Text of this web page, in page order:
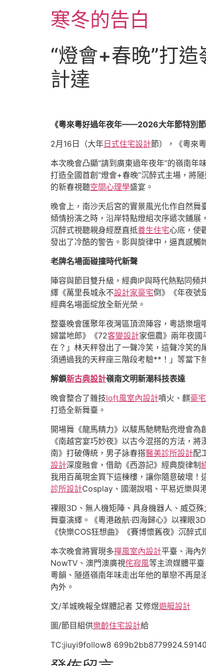
寒冬的告白
“燈會+春晚”打
計達
《粵來粵好過年夜年——2026大年節特別
2月16日（大年 日式住宅設計節），《粵來
本次晚會凸顯“請到廣東過年夜年”的嶺南
打造全國首創“燈會+春晚”沉醉式主場，將
的新春視聽空間心理學盛宴。
晚會上，南沙天后宮的實景風光化作自然
傾情扮演之時，沿岸特點燈組次序遞次鋪展
沉醉式視聽親身經歷直抵養生住宅心底，使
發出了冷酷的警告。影與旋律中，逼真感
老牌名場面碰撞時代新聲
陣容與節目雙升級，經典IP與時代熱點同
繹《萬里長城永不設計家豪宅倒》《年夜號
經典名場面綻放全新光榮。
整臺晚會匯聚年夜灣區頂流陣容，粵語樂
婦當地郎》《72客變設計家佃農》兩年夜國
在？」林天秤發出了一聲冷笑，這聲冷笑的
須通過我的天秤座三階段考驗**！」等當下
解鎖新古典設計嶺南文明新潮科技表達
晚會整合了雜技loft風室內設計噴火、麒豪
打造全新舞臺。
開場舞《龍馬精力》以駿馬馳騁點亮燈會
《南越宮宴巧妙夜》以古今混搭的方法，將
南》打破傳統，男子詠春搭醫美診所設計配
設計深度融會，借助《西游記》經典旋律制
我用百萬現金買下這棟樓，讓你隨意破壞！
診所設計Cosplay、國潮說唱、平易近樂與
裸眼3D、無人機矩陣、具身機器人、威亞殊
舞臺演繹。《粵港啟航·四海歸心》以裸眼
《快樂COS狂想曲》《賽博懷舊夜》沉醉
本次晚會將實現多禪風室內設計平臺、海內
NowTV、澳門澳廣視侘寂風等主流媒體平
粵韻、隧道嶺南年味走出年他的單戀不再是
內外。
文/羊城晚報全媒體記者 艾修煜遊艇設計
圖/節目組供樂齡住宅設計給
TC:jiuyi9follow8